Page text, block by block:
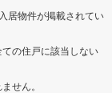
居物件が掲載されてい
の住戸に該当しない
せん。